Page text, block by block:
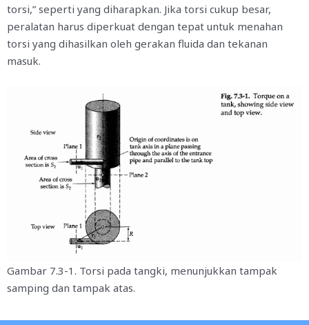
torsi,” seperti yang diharapkan. Jika torsi cukup besar,
peralatan harus diperkuat dengan tepat untuk menahan
torsi yang dihasilkan oleh gerakan fluida dan tekanan
masuk.
Gambar 7.3-1. Torsi pada tangki, menunjukkan tampak
samping dan tampak atas.